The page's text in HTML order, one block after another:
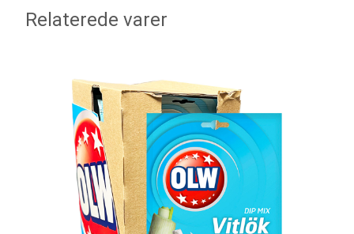
Relaterede varer